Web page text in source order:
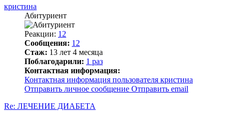
кристина
Абитуриент
Реакции: 12
Сообщения: 12
Стаж: 13 лет 4 месяца
Поблагодарили: 1 раз
Контактная информация:
Контактная информация пользователя кристина
Отправить личное сообщение Отправить email
Re: ЛЕЧЕНИЕ ДИАБЕТА